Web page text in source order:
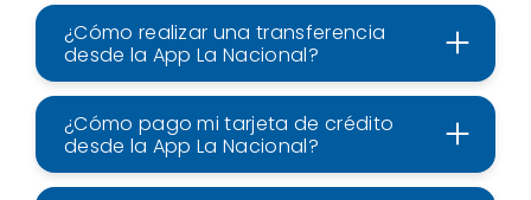
¿Cómo realizar una transferencia
desde la App La Nacional?
¿Cómo pago mi tarjeta de crédito
desde la App La Nacional?